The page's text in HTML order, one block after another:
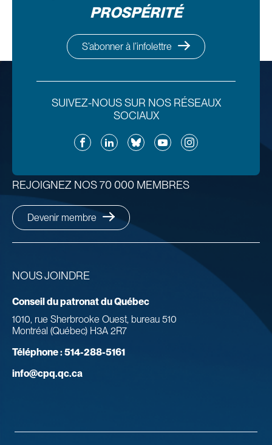
PROSPÉRITÉ
S’abonner à l’infolettre
SUIVEZ-NOUS SUR NOS RÉSEAUX
SOCIAUX
FacebookLinkedInBlueskyYouTubeInstagram
NOUS JOINDRE
Conseil du patronat du Québec
1010, rue Sherbrooke Ouest, bureau 510
Montréal (Québec) H3A 2R7
Téléphone :514-288-5161
info@cpq.qc.ca
REJOIGNEZ NOS 70 000 MEMBRES
Devenir membre